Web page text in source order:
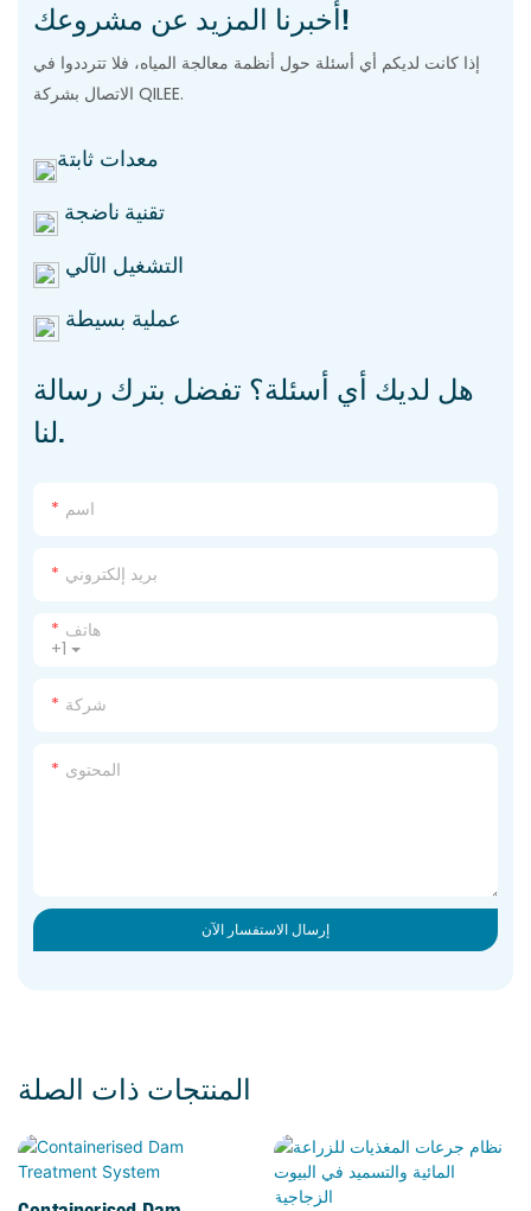
أخبرنا المزيد عن مشروعك!
إذا كانت لديكم أي أسئلة حول أنظمة معالجة المياه، فلا تترددوا في
الاتصال بشركة QILEE.
معدات ثابتة
تقنية ناضجة
التشغيل الآلي
عملية بسيطة
هل لديك أي أسئلة؟ تفضل بترك رسالة
لنا.
اسم
بريد إلكتروني
+1
هاتف
شركة
المحتوى
إرسال الاستفسار الآن
المنتجات ذات الصلة